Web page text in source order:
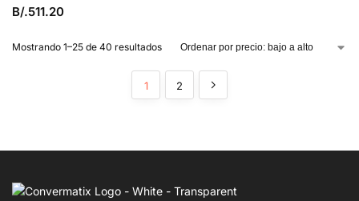
B/.511.20
Mostrando 1–25 de 40 resultados
1 2